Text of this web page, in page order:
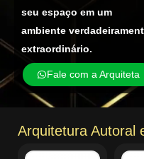
seu espaço em um
ambiente
extraordinário.
Fale com a Arquiteta
Arquitetura Autoral